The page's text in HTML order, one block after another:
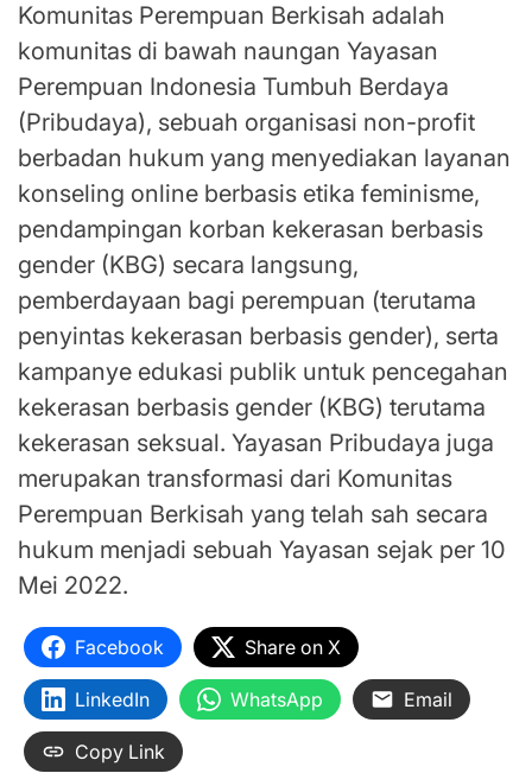
Komunitas Perempuan Berkisah adalah
komunitas di bawah naungan Yayasan
Perempuan Indonesia Tumbuh Berdaya
(Pribudaya), sebuah organisasi non-profit
berbadan hukum yang menyediakan layanan
konseling online berbasis etika feminisme,
pendampingan korban kekerasan berbasis
gender (KBG) secara langsung,
pemberdayaan bagi perempuan (terutama
penyintas kekerasan berbasis gender), serta
kampanye edukasi publik untuk pencegahan
kekerasan berbasis gender (KBG) terutama
kekerasan seksual. Yayasan Pribudaya juga
merupakan transformasi dari Komunitas
Perempuan Berkisah yang telah sah secara
hukum menjadi sebuah Yayasan sejak per 10
Mei 2022.
Facebook Share on X
LinkedIn WhatsApp Email
Copy Link